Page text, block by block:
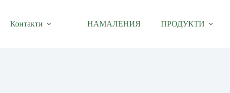
Контакти НАМАЛЕНИЯ ПРОДУКТИ